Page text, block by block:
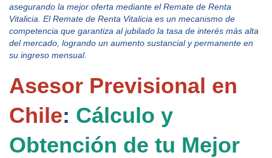
asegurando la mejor oferta mediante el Remate de Renta
Vitalicia. El Remate de Renta Vitalicia es un mecanismo de
competencia que garantiza al jubilado la tasa de interés más alta
del mercado, logrando un aumento sustancial y permanente en
su ingreso mensual.
Asesor Previsional en
Chile: Cálculo y
Obtención de tu Mejor